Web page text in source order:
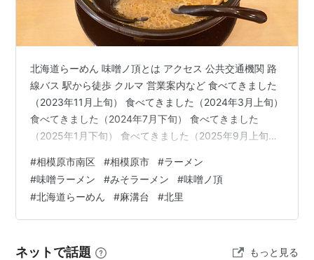
北海道らーめん 味噌ノ頂とは アクセス 公共交通機関 路
線バス 駅から徒歩 クルマ 営業案内など 食べてきました
（2023年11月上旬） 食べてきました（2024年3月上旬）
食べてきました（2024年7月下旬） 食べてきました
（2025年1月下旬） 食べてきました（2025年9月上旬）
ん 味噌ノ頂とは 神奈川県相模原市南区麻溝台１丁目の県
道52号線沿い、県立麻溝台高校のそばで営業している、
こだわりの味噌ラーメンを求めてお客さんが途切れない
美味しいお店です。 2017年12月にこの場所で開業、今で
#相模原市南区 #相模原市 #ラーメン
#味噌ラーメン #みそラーメン #味噌ノ頂
#北海道らーめん #麻溝台 #北里
ネットで話題 もっと見る